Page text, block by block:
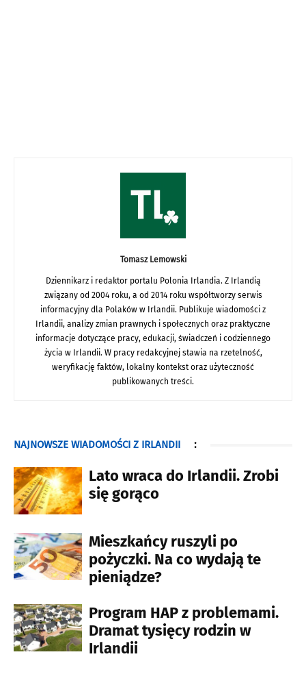
Tomasz Lemowski
Dziennikarz i redaktor portalu Polonia Irlandia. Z Irlandią
związany od 2004 roku, a od 2014 roku współtworzy serwis
informacyjny dla Polaków w Irlandii. Publikuje wiadomości z
Irlandii, analizy zmian prawnych i społecznych oraz praktyczne
informacje dotyczące pracy, edukacji, świadczeń i codziennego
życia w Irlandii. W pracy redakcyjnej stawia na rzetelność,
weryfikację faktów, lokalny kontekst oraz użyteczność
publikowanych treści.
NAJNOWSZE WIADOMOŚCI Z IRLANDII :
Lato wraca do Irlandii. Zrobi
się gorąco
Mieszkańcy ruszyli po
pożyczki. Na co wydają te
pieniądze?
Program HAP z problemami.
Dramat tysięcy rodzin w
Irlandii